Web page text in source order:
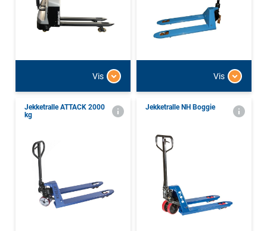
Vis Vis
Jekketralle ATTACK 2000
kg
Jekketralle NH Boggie